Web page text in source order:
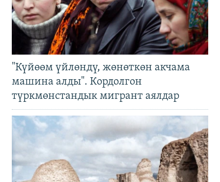
"Күйөөм үйлөндү, жөнөткөн акчама
машина алды". Кордолгон
түркмөнстандык мигрант аялдар